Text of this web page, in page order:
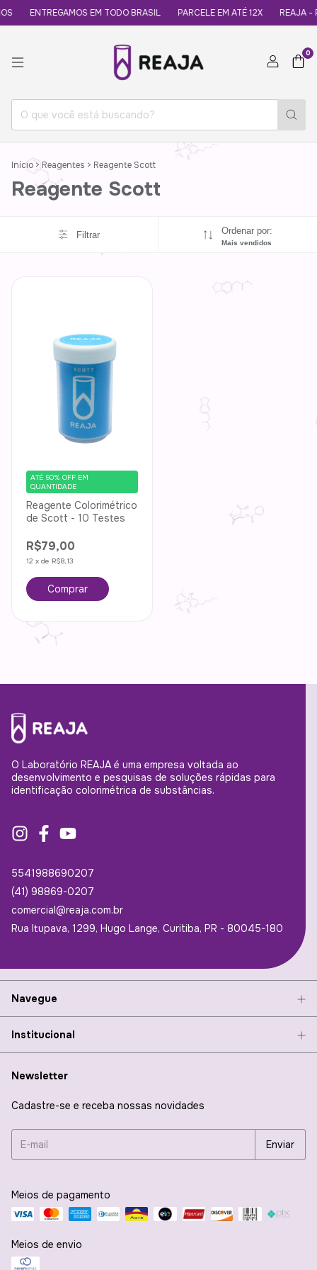
ENTREGAMOS EM TODO BRASIL PARCELE EM ATÉ 12X REAJA -
0
Início> Reagentes > Reagente Scott
Reagente Scott
Filtrar Ordenar por:
Mais vendidos
Reagente Colorimétrico
de Scott - 10 Testes
R$79,00
12 x de R$8,13
ATÉ 50% OFF EM
QUANTIDADE
O Laboratório REAJA é uma empresa voltada ao
desenvolvimento e pesquisas de soluções rápidas para
identificação colorimétrica de substâncias.
5541988690207
(41) 98869-0207
comercial@reaja.com.br
Rua Itupava, 1299, Hugo Lange, Curitiba, PR - 80045-180
Navegue
Institucional
Newsletter
Cadastre-se e receba nossas novidades
Meios de pagamento
Meios de envio